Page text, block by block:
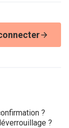
?
?